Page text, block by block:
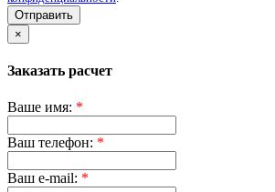
Отправить
×
Заказать расчет
Ваше имя: *
Ваш телефон: *
Ваш e-mail: *